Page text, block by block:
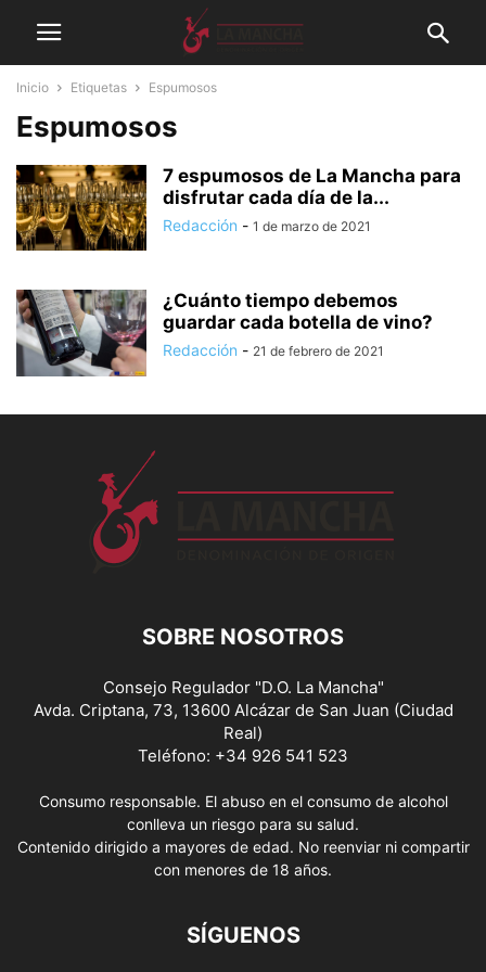
Inicio Etiquetas Espumosos
Espumosos
7 espumosos de La Mancha para
disfrutar cada día de la...
Redacción - 1 de marzo de 2021
¿Cuánto tiempo debemos
guardar cada botella de vino?
Redacción - 21 de febrero de 2021
SOBRE NOSOTROS
Consejo Regulador "D.O. La Mancha"
Avda. Criptana, 73, 13600 Alcázar de San Juan (Ciudad
Real)
Teléfono: +34 926 541 523
Consumo responsable. El abuso en el consumo de alcohol
conlleva un riesgo para su salud.
Contenido dirigido a mayores de edad. No reenviar ni compartir
con menores de 18 años.
SÍGUENOS